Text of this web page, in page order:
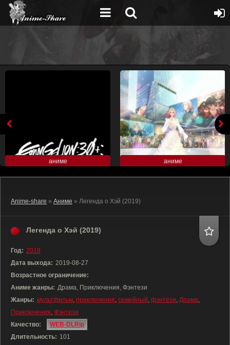
аниме аниме
Anime-share » Аниме » Легенда о Хэй (2019)
Легенда о Хэй (2019)
Год: 2019
Дата выхода: 2019-08-27
Возрастное ограничение:
Аниме жанры: Драма, Приключения, Фэнтези
Жанры: мультфильм, приключения, семейный, фэнтези, Драма,
Приключения, Фэнтези
Качество:
WEB-DLRip
Длительность: 101